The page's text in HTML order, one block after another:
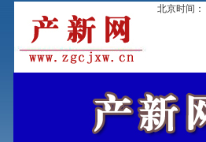
北京时间：